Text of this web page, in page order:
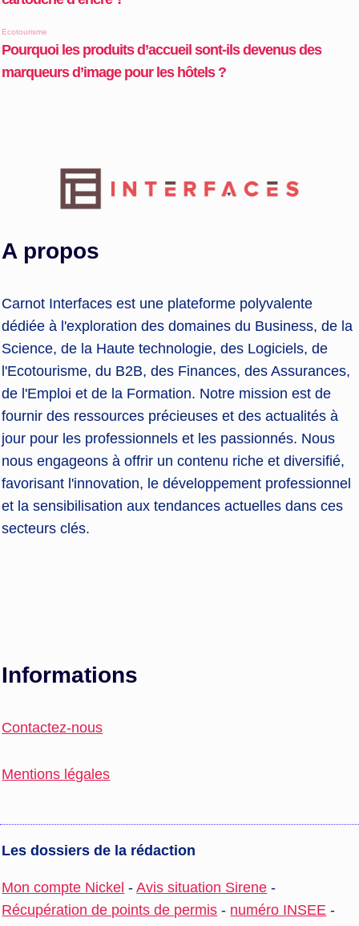
A propos
Carnot Interfaces est une plateforme polyvalente
dédiée à l'exploration des domaines du Business, de la
Science, de la Haute technologie, des Logiciels, de
l'Ecotourisme, du B2B, des Finances, des Assurances,
de l'Emploi et de la Formation. Notre mission est de
fournir des ressources précieuses et des actualités à
jour pour les professionnels et les passionnés. Nous
nous engageons à offrir un contenu riche et diversifié,
favorisant l'innovation, le développement professionnel
et la sensibilisation aux tendances actuelles dans ces
secteurs clés.
Informations
Contactez-nous
Mentions légales
Les dossiers de la rédaction
Mon compte Nickel -Avis situation Sirene -
Récupération de points de permis - numéro INSEE -